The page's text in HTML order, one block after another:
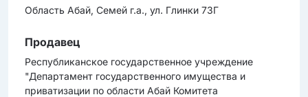
Область Абай, Семей г.а., ул. Глинки 73Г
Продавец
Республиканское государственное учреждение
"Департамент государственного имущества и
приватизации по области Абай Комитета